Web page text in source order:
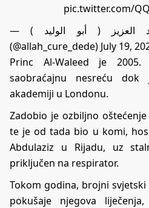
pic.twitter.com/
— خالد بن طلال بن عبد العزيز ( أبو الوليد )
(@allah_cure_dede) July 19,
Princ Al-Waleed je
saobraćajnu nesreću
akademiji u Londonu.
Zadobio je ozbiljno
te je od tada bio u komi,
Abdulaziz u Rijadu, uz
priključen na respirator.
Tokom godina, brojni
pokušaje njegova